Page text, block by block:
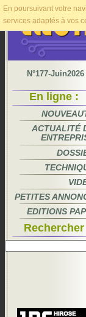
En poursuivant votre
services adaptés à vos
N°177-Juin2026
En ligne :
ACTUALITÉ
PETITES
EDITIONS
Rechercher